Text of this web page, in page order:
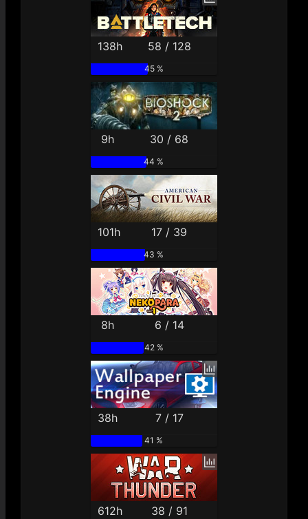
138h 58 / 128
45 %
9h 30 / 68
44 %
101h 17 / 39
43 %
8h 6 / 14
42 %
38h 7 / 17
41 %
612h 38 / 91